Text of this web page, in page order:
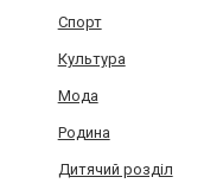
Спорт
Культура
Мода
Родина
Дитячий розділ